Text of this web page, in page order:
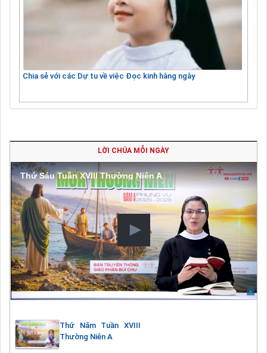
Chia sẻ với các Dự tu về việc Đọc kinh hàng ngày
LỜI CHÚA MỖI NGÀY
Thứ Sáu Tuần XVIII Thường Niên A
Thứ Năm Tuần XVIII
Thường Niên A